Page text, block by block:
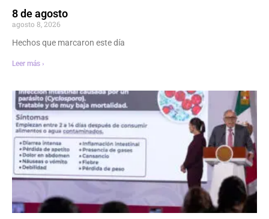
8 de agosto
agosto 8, 2026
Hechos que marcaron este día
Leer más ›